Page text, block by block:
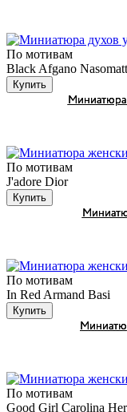
По мотивам
Black Afgano
Купить
Миниатюра
По мотивам
J'adore Dior
Купить
По мотивам
In Red Armand Basi
Купить
По мотивам
Good Girl Carolina